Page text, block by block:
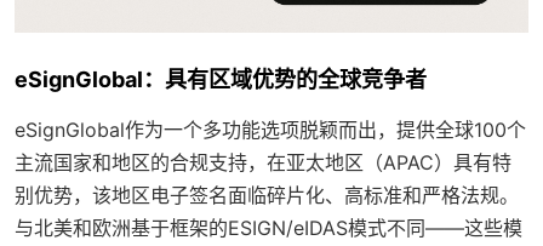
eSignGlobal：具有区域优势的全球竞争者
eSignGlobal作为一个多功能选项脱颖而出，提供全球100个
主流国家和地区的合规支持，在亚太地区（APAC）具有特
别优势，该地区电子签名面临碎片化、高标准和严格法规。
与北美和欧洲基于框架的ESIGN/eIDAS模式不同——这些模